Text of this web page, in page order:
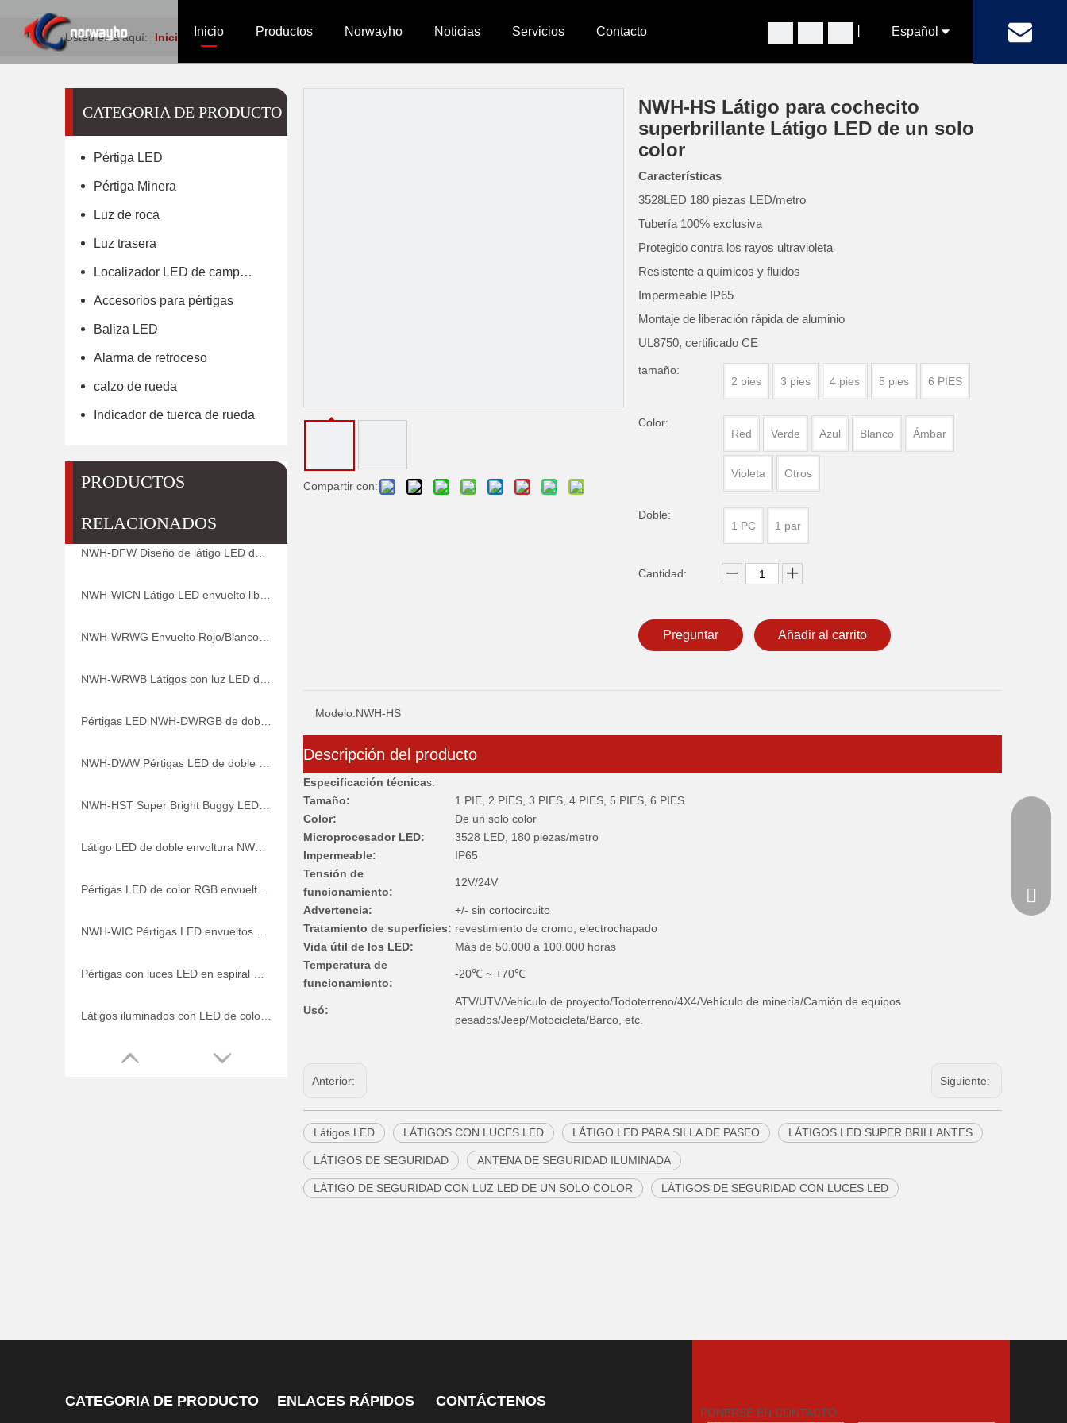
Inicio Productos
Pértiga LED
Norwayho Noticias Servicios Contacto Español
English
Usted está aquí: Inicio » Productos » Pértiga LED » Pértiga LED envueltos NWH-HS Látigo para cochecito superbrillante Látigo LED de un solo color
CATEGORIA DE PRODUCTO
Pértiga LED
Pértiga Minera
Luz de roca
Luz trasera
Localizador LED de campamento
Accesorios para pértigas
Baliza LED
Alarma de retroceso
calzo de rueda
Indicador de tuerca de rueda
PRODUCTOS
RELACIONADOS
Compartir con:
NWH-HS Látigo para cochecito
superbrillante Látigo LED de un solo
color
Características
3528LED 180 piezas LED/metro
Tubería 100% exclusiva
Protegido contra los rayos ultravioleta
Resistente a químicos y fluidos
Impermeable IP65
Montaje de liberación rápida de aluminio
UL8750, certificado CE
tamaño:
2 pies
3 pies 4 pies 5 pies 6 PIES
Color:
Red
Verde Azul Blanco Ámbar
Violeta Otros
Doble:
1 PC
1 par
Cantidad:
Preguntar Añadir al carrito
Modelo:NWH-HS
Descripción del producto
Especificación técnicas:
Tamaño:
1 PIE, 2 PIES, 3 PIES, 4 PIES, 5 PIES, 6 PIES
Color:
De un solo color
Microprocesador LED:
3528 LED, 180 piezas/metro
Impermeable:
IP65
Tensión de
funcionamiento:
12V/24V
Advertencia:
+/- sin cortocircuito
Tratamiento de superficies: revestimiento de cromo, electrochapado
Vida útil de los LED:
Más de 50.000 a 100.000 horas
Temperatura de
funcionamiento:
-20℃ ~ +70℃
Usó:
ATV/UTV/Vehículo de proyecto/Todoterreno/4X4/Vehículo de minería/Camión de equipos
pesados/Jeep/Motocicleta/Barco, etc.
Anterior: Siguiente:
Látigos LED LÁTIGOS CON LUCES LED LÁTIGO LED PARA SILLA DE PASEO LÁTIGOS LED SUPER BRILLANTES
LÁTIGOS DE SEGURIDAD ANTENA DE SEGURIDAD ILUMINADA
LÁTIGO DE SEGURIDAD CON LUZ LED DE UN SOLO COLOR LÁTIGOS DE SEGURIDAD CON LUCES LED
CATEGORIA DE PRODUCTO ENLACES RÁPIDOS CONTÁCTENOS
PONERSE EN CONTACTO